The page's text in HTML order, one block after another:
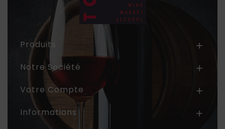
Produits 
Notre Société 
Votre Compte 
Informations 